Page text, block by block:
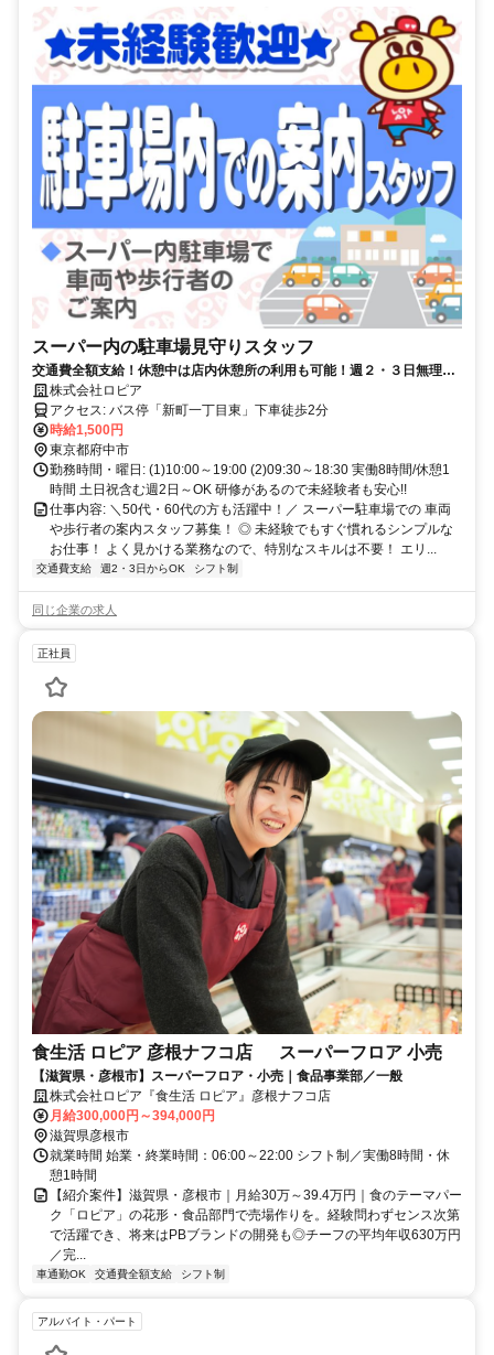
スーパー内の駐車場見守りスタッフ
交通費全額支給！休憩中は店内休憩所の利用も可能！週２・３日無理な
く働きませんか♪
株式会社ロピア
アクセス: バス停「新町一丁目東」下車徒歩2分
時給1,500円
東京都府中市
勤務時間・曜日: (1)10:00～19:00 (2)09:30～18:30 実働8時間/休憩1
時間 土日祝含む週2日～OK 研修があるので未経験者も安心!!
仕事内容: ＼50代・60代の方も活躍中！／ スーパー駐車場での 車両
や歩行者の案内スタッフ募集！ ◎ 未経験でもすぐ慣れるシンプルな
お仕事！ よく見かける業務なので、特別なスキルは不要！ エリ...
交通費支給 週2・3日からOK シフト制
同じ企業の求人
正社員
食生活 ロピア 彦根ナフコ店 スーパーフロア 小売
【滋賀県・彦根市】スーパーフロア・小売｜食品事業部／一般
株式会社ロピア『食生活 ロピア』彦根ナフコ店
月給300,000円～394,000円
滋賀県彦根市
就業時間 始業・終業時間：06:00～22:00 シフト制／実働8時間・休
憩1時間
【紹介案件】滋賀県・彦根市｜月給30万～39.4万円｜食のテーマパー
ク「ロピア」の花形・食品部門で売場作りを。経験問わずセンス次第
で活躍でき、将来はPBブランドの開発も◎チーフの平均年収630万円
／完...
車通勤OK 交通費全額支給 シフト制
アルバイト・パート